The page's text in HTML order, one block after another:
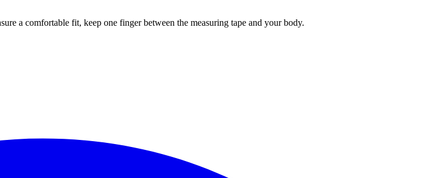
a comfortable fit, keep one finger between the measuring tape and your body.